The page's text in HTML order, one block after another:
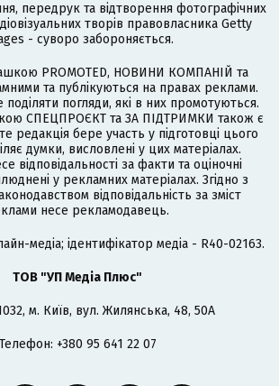
передрук та відтворення фотографічних
творів правовласника Getty
- суворо забороняється.
PROMOTED, НОВИНИ КОМПАНІЙ та
та публікуються на правах реклами.
погляди, які в них промотуються.
СПЕЦПРОЄКТ та ЗА ПІДТРИМКИ також є
редакція бере участь у підготовці цього
думки, висловлені у цих матеріалах.
відповідальності за факти та оціночні
у рекламних матеріалах. Згідно з
відповідальність за зміст
несе рекламодавець.
медіа; ідентифікатор медіа - R40-02163.
ТОВ "УП Медіа Плюс"
м. Київ, вул. Жилянська, 48, 50А
Телефон: +380 95 641 22 07